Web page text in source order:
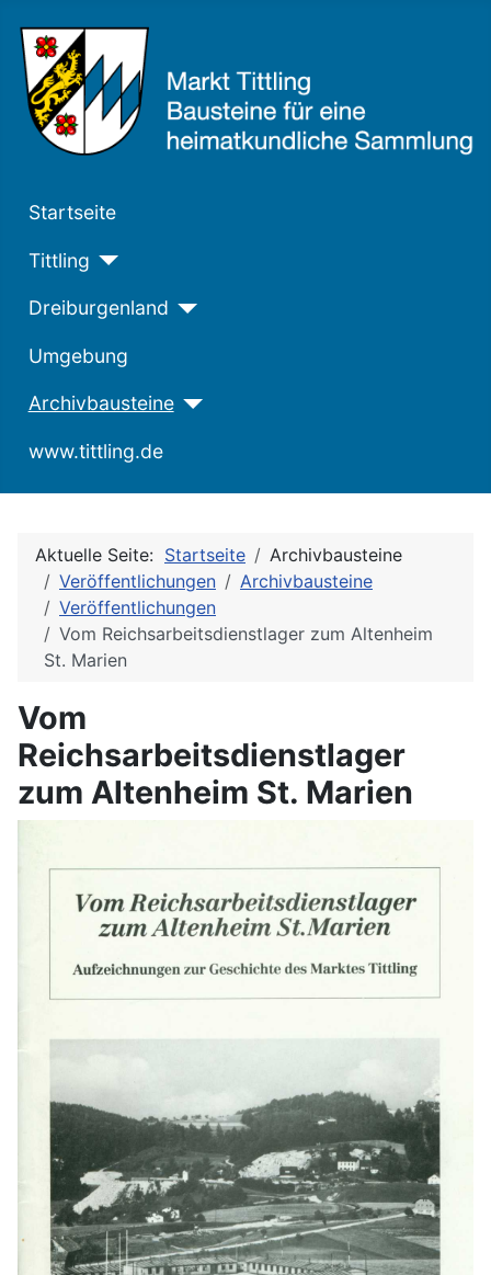
Startseite
Tittling
Dreiburgenland
Umgebung
Archivbausteine
www.tittling.de
Aktuelle Seite: Startseite
Archivbausteine
Veröffentlichungen
Archivbausteine
Veröffentlichungen
Vom Reichsarbeitsdienstlager zum Altenheim
St. Marien
Vom
Reichsarbeitsdienstlager
zum Altenheim St. Marien